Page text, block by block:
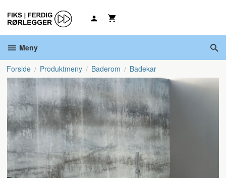
innholdet
Meny
Forside Produktmeny Baderom Badekar